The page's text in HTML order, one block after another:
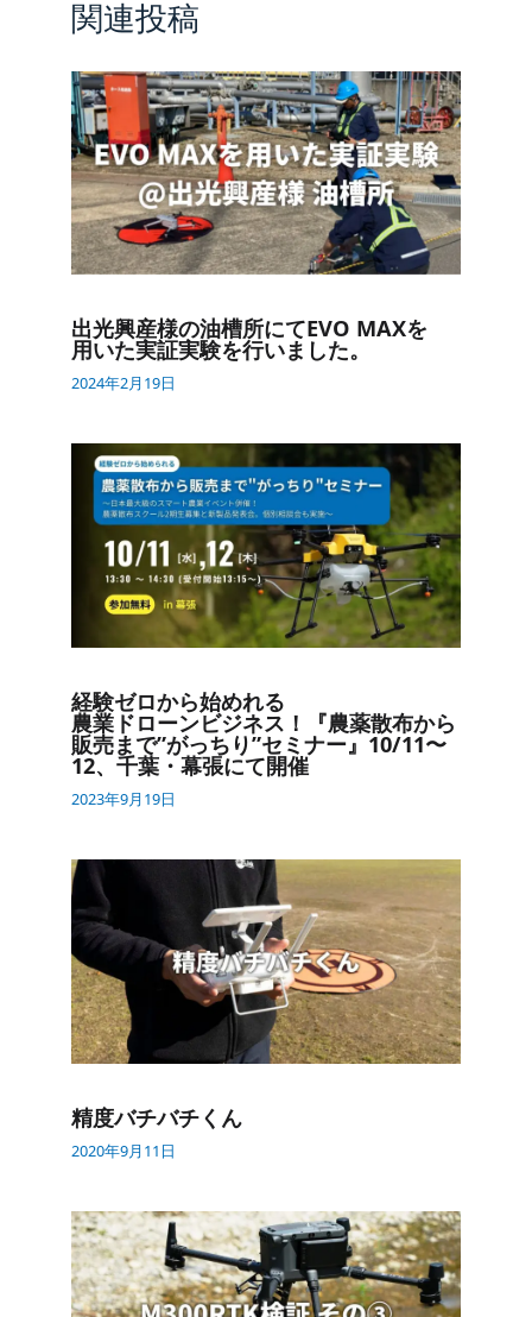
関連投稿
出光興産様の​油槽所にてEVO MAXを​
用いた​実証実験を​行いました。
2024年2月19日
経験ゼロから​始めれる​
農業ドローンビジネス！​『農薬散布から​
販売まで​”がっちり”セミナー』​10/11〜
12、​千葉・​幕張にて開催
2023年9月19日
精度バチバチくん
2020年9月11日